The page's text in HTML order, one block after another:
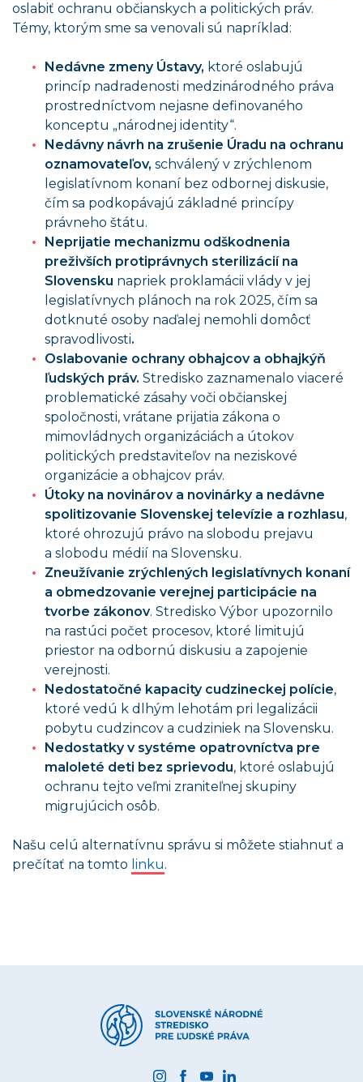
oslabiť ochranu občianskych a politických práv.
Témy, ktorým sme sa venovali sú napríklad:
Nedávne zmeny Ústavy, ktoré oslabujú
princíp nadradenosti medzinárodného práva
prostredníctvom nejasne definovaného
konceptu „národnej identity“.
Nedávny návrh na zrušenie Úradu na ochranu
oznamovateľov, schválený v zrýchlenom
legislatívnom konaní bez odbornej diskusie,
čím sa podkopávajú základné princípy
právneho štátu.
Neprijatie mechanizmu odškodnenia
preživších protiprávnych sterilizácií na
Slovensku napriek proklamácii vlády v jej
legislatívnych plánoch na rok 2025, čím sa
dotknuté osoby naďalej nemohli domôcť
spravodlivosti.
Oslabovanie ochrany obhajcov a obhajkýň
ľudských práv. Stredisko zaznamenalo viaceré
problematické zásahy voči občianskej
spoločnosti, vrátane prijatia zákona o
mimovládnych organizáciách a útokov
politických predstaviteľov na neziskové
organizácie a obhajcov práv.
Útoky na novinárov a novinárky a nedávne
spolitizovanie Slovenskej televízie a rozhlasu,
ktoré ohrozujú právo na slobodu prejavu
a slobodu médií na Slovensku.
Zneužívanie zrýchlených legislatívnych konaní
a obmedzovanie verejnej participácie na
tvorbe zákonov. Stredisko Výbor upozornilo
na rastúci počet procesov, ktoré limitujú
priestor na odbornú diskusiu a zapojenie
verejnosti.
Nedostatočné kapacity cudzineckej polície,
ktoré vedú k dlhým lehotám pri legalizácii
pobytu cudzincov a cudziniek na Slovensku.
Nedostatky v systéme opatrovníctva pre
maloleté deti bez sprievodu, ktoré oslabujú
ochranu tejto veľmi zraniteľnej skupiny
migrujúcich osôb.
Našu celú alternatívnu správu si môžete stiahnuť a
prečítať na tomto linku.